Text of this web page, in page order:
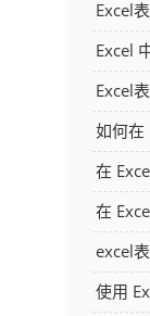
Excel
解析
Excel
字的多
Excel
如何在
容
在
时都显
在
面指南
excel
使用